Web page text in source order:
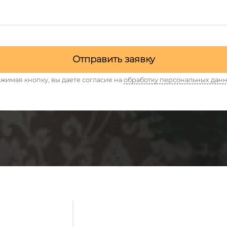
Отправить заявку
кнопку, вы даете согласие на обработку персональных